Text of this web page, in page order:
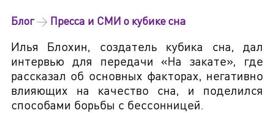
Блог→ Пресса и СМИ о кубике сна
Илья Блохин, создатель кубика сна, дал
интервью для передачи «На закате», где
рассказал об основных факторах, негативно
влияющих на качество сна, и поделился
способами борьбы с бессонницей.